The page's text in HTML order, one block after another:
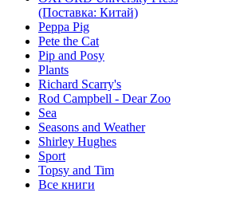
(Поставка: Китай)
Peppa Pig
Pete the Сat
Pip and Posy
Plants
Richard Scarry's
Rod Campbell - Dear Zoo
Sea
Seasons and Weather
Shirley Hughes
Sport
Topsy and Tim
Все книги